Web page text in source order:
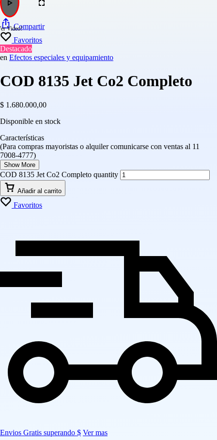
Compartir
Favoritos
Destacado
en Efectos especiales y equipamiento
COD 8135 Jet Co2 Completo
$ 1.680.000,00
Disponible en stock
Características
(Para compras mayoristas o alquiler comunicarse con ventas al 11
7008-4777)
Show More
COD 8135 Jet Co2 Completo quantity
Añadir al carrito
Favoritos
Envios Gratis superando $ Ver mas